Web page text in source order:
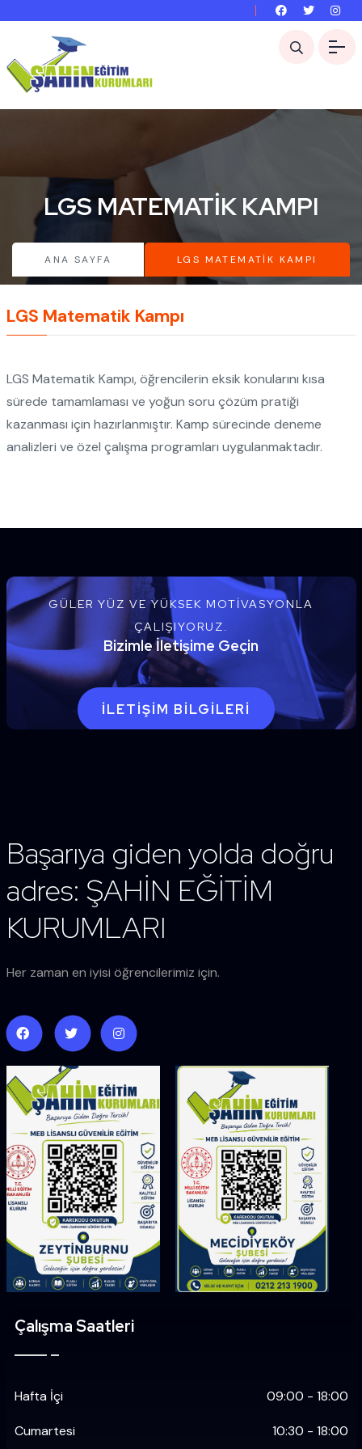
LGS MATEMATIK KAMPI
ANA SAYFA LGS MATEMATIK KAMPI
LGS Matematik Kampı
LGS Matematik Kampı, öğrencilerin eksik konularını kısa
sürede tamamlaması ve yoğun soru çözüm pratiği
kazanması için hazırlanmıştır. Kamp sürecinde deneme
analizleri ve özel çalışma programları uygulanmaktadır.
GÜLER YÜZ VE YÜKSEK MOTIVASYONLA
ÇALIŞIYORUZ.
Bizimle İletişime Geçin
İLETIŞIM BILGILERI
Başarıya giden yolda doğru
adres: ŞAHİN EĞİTİM
KURUMLARI
Her zaman en iyisi öğrencilerimiz için.
Çalışma Saatleri
Hafta İçi 09:00 - 18:00
Cumartesi 10:30 - 18:00